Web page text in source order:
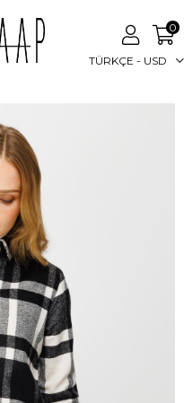
TÜRKÇE - USD
0